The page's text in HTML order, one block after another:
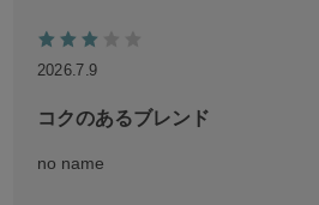
2026.7.9
コクのあるブレンド
no name